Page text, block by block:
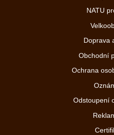
NATU
Doprava
Obchodní
Ochrana
Odstoupení